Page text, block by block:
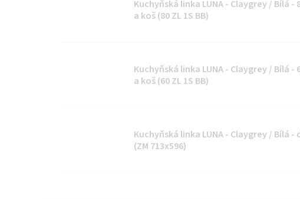
Kuchyňská linka LUNA - Claygrey / Bílá -
a koš (80 ZL 1S BB)
Kuchyňská linka LUNA - Claygrey / Bílá -
a koš (60 ZL 1S BB)
Kuchyňská linka LUNA - Claygrey / Bílá
(ZM 713x596)